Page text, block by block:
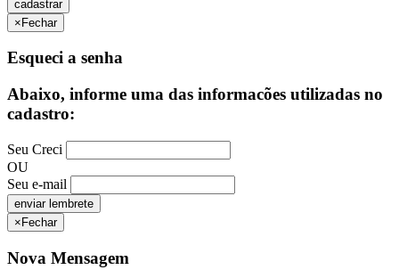
×Fechar
Esqueci a senha
Abaixo, informe uma das informacões utilizadas no
cadastro:
Seu Creci
OU
Seu e-mail
× Fechar
Nova Mensagem